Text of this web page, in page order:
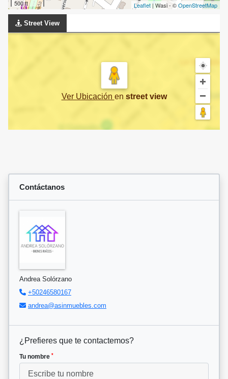
500 ft Leaflet | Wasi - ©OpenStreetMap
Street View
Ver Ubicación en street view
Contáctanos
Andrea Solórzano
+50246580167
andrea@asinmuebles.com
¿Prefieres que te contactemos?
Tu nombre *